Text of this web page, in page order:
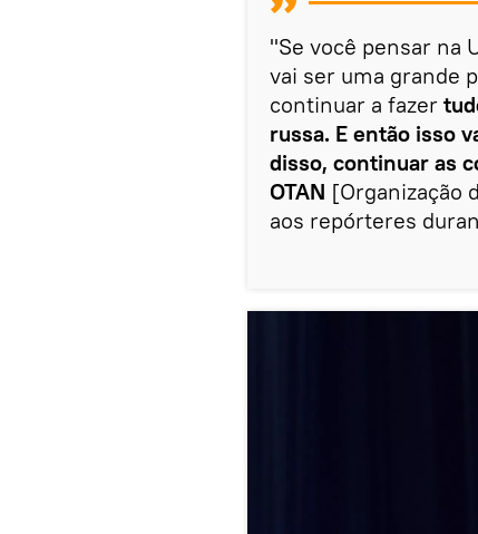
"Se você pensar na
vai ser uma grande
continuar a fazer
russa. E então isso
disso, continuar as
OTAN [Organização
aos repórteres